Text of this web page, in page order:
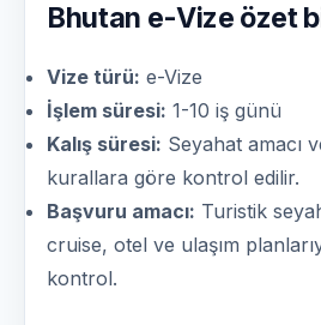
Bhutan e-Vize özet
Vize türü: e-Vize
İşlem süresi: 1-10 iş günü
Kalış süresi: Seyahat amacı
kurallara göre kontrol edilir.
Başvuru amacı: Turistik
cruise, otel ve ulaşım
kontrol.